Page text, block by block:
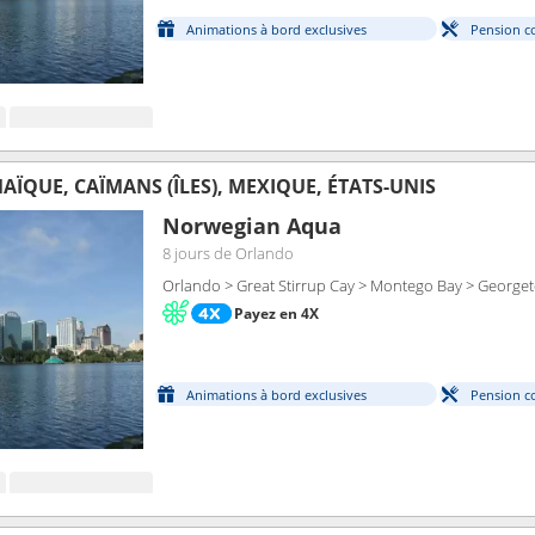
Animations à bord exclusives Pension
CAÏMANS (ÎLES), MEXIQUE, ÉTATS-UNIS
Norwegian Aqua
8 joursde Orlando
Orlando > Great Stirrup Cay > Montego Bay >
Payez en 4X
Animations à bord exclusives Pension